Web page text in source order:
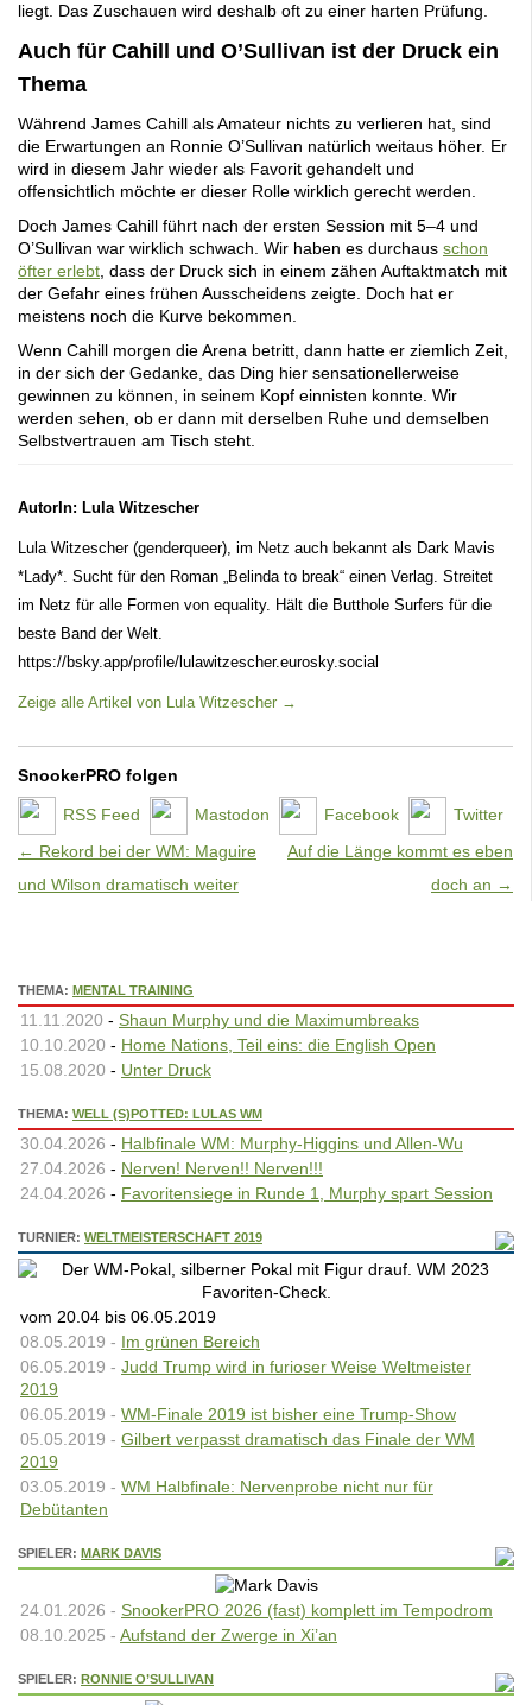
liegt. Das Zuschauen wird deshalb oft zu einer harten Prüfung.
Auch für Cahill und O’Sullivan ist der Druck ein
Thema
Während James Cahill als Amateur nichts zu verlieren hat, sind
die Erwartungen an Ronnie O’Sullivan natürlich weitaus höher. Er
wird in diesem Jahr wieder als Favorit gehandelt und
offensichtlich möchte er dieser Rolle wirklich gerecht werden.
Doch James Cahill führt nach der ersten Session mit 5–4 und
O’Sullivan war wirklich schwach. Wir haben es durchaus schon
öfter erlebt , dass der Druck sich in einem zähen Auftaktmatch mit
der Gefahr eines frühen Ausscheidens zeigte. Doch hat er
meistens noch die Kurve bekommen.
Wenn Cahill morgen die Arena betritt, dann hatte er ziemlich Zeit,
in der sich der Gedanke, das Ding hier sensationellerweise
gewinnen zu können, in seinem Kopf einnisten konnte. Wir
werden sehen, ob er dann mit derselben Ruhe und demselben
Selbstvertrauen am Tisch steht.
AutorIn: Lula Witzescher
Lula Witzescher (genderqueer), im Netz auch bekannt als Dark Mavis
*Lady*. Sucht für den Roman „Belinda to break“ einen Verlag. Streitet
im Netz für alle Formen von equality. Hält die Butthole Surfers für die
beste Band der Welt.
https://bsky.app/profile/lulawitzescher.eurosky.social
Zeige alle Artikel von Lula Witzescher →
SnookerPRO folgen
RSS Feed Mastodon Facebook
Twitter
Artikel-Navigation
← Rekord bei der WM: Maguire
und Wilson dramatisch weiter
Auf die Länge kommt es eben
doch an →
THEMA: MENTAL TRAINING
11.11.2020 - Shaun Murphy und die Maximumbreaks
10.10.2020 - Home Nations, Teil eins: die English Open
15.08.2020 - Unter Druck
THEMA: WELL (S)POTTED: LULAS WM
30.04.2026 - Halbfinale WM: Murphy-Higgins und Allen-Wu
27.04.2026 - Nerven! Nerven!! Nerven!!!
24.04.2026 - Favoritensiege in Runde 1, Murphy spart Session
TURNIER: WELTMEISTERSCHAFT 2019
vom 20.04 bis 06.05.2019
08.05.2019 - Im grünen Bereich
06.05.2019 - Judd Trump wird in furioser Weise Weltmeister
2019
06.05.2019 - WM-Finale 2019 ist bisher eine Trump-Show
05.05.2019 - Gilbert verpasst dramatisch das Finale der WM
2019
03.05.2019 - WM Halbfinale: Nervenprobe nicht nur für
Debütanten
SPIELER: MARK DAVIS
24.01.2026 - SnookerPRO 2026 (fast) komplett im Tempodrom
08.10.2025 - Aufstand der Zwerge in Xi’an
SPIELER: RONNIE O’SULLIVAN